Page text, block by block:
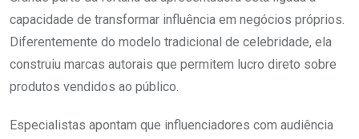
capacidade de transformar influência em negócios próprios.
Diferentemente do modelo tradicional de celebridade, ela
construiu marcas autorais que permitem lucro direto sobre
produtos vendidos ao público.
Especialistas apontam que influenciadores com audiência